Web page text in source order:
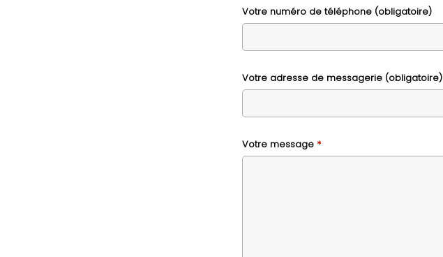
Votre numéro de téléphone (obligatoire)
Votre adresse de messagerie (obligatoire)
Votre message *